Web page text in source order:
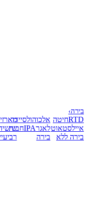
בירה›
RTDחיטה
איילסטאוט
בירה ללא
אלכוהולסיידר
לאגרIPAחבית
בירה
מארזי